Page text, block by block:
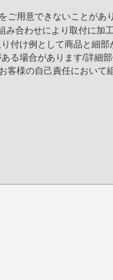
ご用意できないことがあ
合わせにより取付に加
付け例として商品と細
る場合があります/詳細
客様の自己責任におい